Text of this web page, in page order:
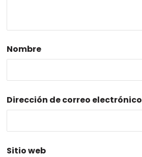
Nombre
Dirección de correo electrónico
Sitio web